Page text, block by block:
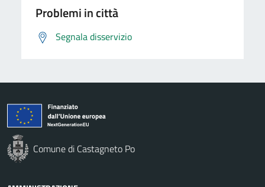
Problemi in città
Segnala disservizio
Comune di Castagneto Po